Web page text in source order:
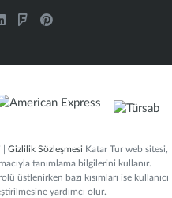
Gizlilik Sözleşmesi Katar Tur web sitesi,
tanımlama bilgilerini kullanır.
üstlenirken bazı kısımları ise kullanıcı
yardımcı olur.